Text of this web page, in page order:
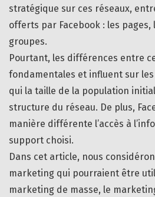
stratégique sur ces réseaux,
offerts par Facebook : les pages,
groupes.
Pourtant, les différences entre
fondamentales et influent sur
qui la taille de la population
structure du réseau. De plus,
manière différente l’accès à
support choisi.
Dans cet article, nous
marketing qui pourraient être
marketing de masse, le